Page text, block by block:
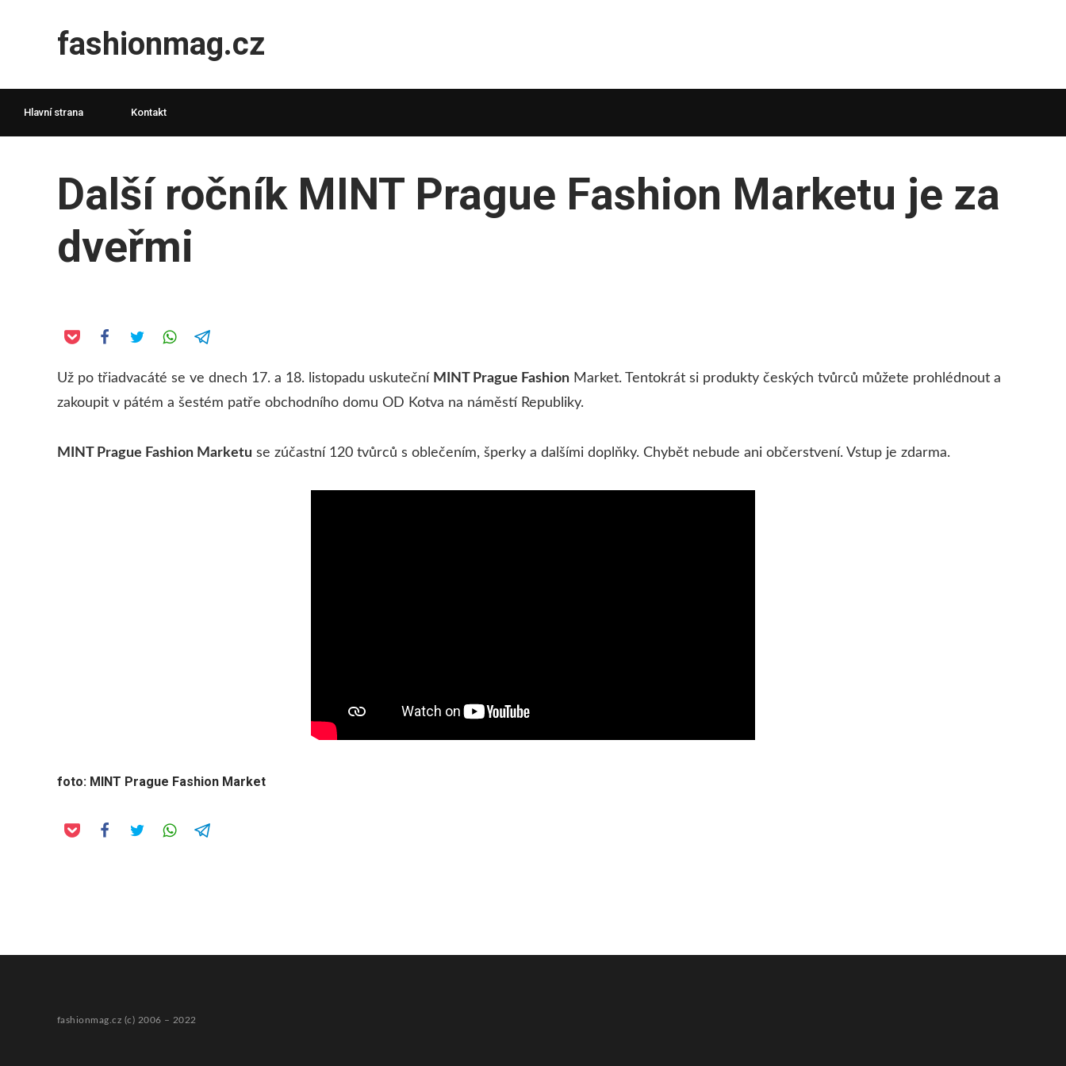
fashionmag.cz
Hlavní strana Kontakt
Další ročník MINT Prague Fashion Marketu je za
dveřmi
Už po třiadvacáté se ve dnech 17. a 18. listopadu uskuteční MINT Prague Fashion Market. Tentokrát si produkty českých tvůrců můžete prohlédnout a
zakoupit v pátém a šestém patře obchodního domu OD Kotva na náměstí Republiky.
MINT Prague Fashion Marketu se zúčastní 120 tvůrců s oblečením, šperky a dalšími doplňky. Chybět nebude ani občerstvení. Vstup je zdarma.
foto: MINT Prague Fashion Market
fashionmag.cz (c) 2006 – 2022